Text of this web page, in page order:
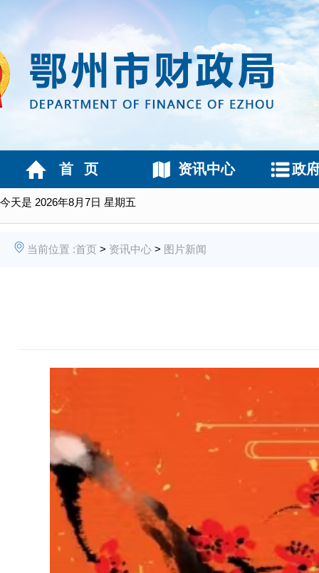
今天是 2026年8月7日 星期五
首 页 资讯中心 政
当前位置 :首页 > 资讯中心 > 图片新闻